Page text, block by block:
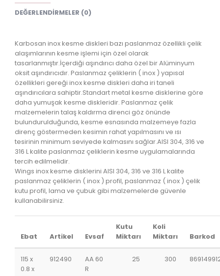
DEĞERLENDIRMELER (0)
Karbosan inox kesme diskleri bazı paslanmaz özellikli çelik
alaşımlarının kesme işlemi için özel olarak
tasarlanmıştır.‏İçerdiği aşındırıcı daha özel bir Alüminyum
oksit aşındırıcıdır. Paslanmaz çeliklerin ( inox ) yapısal
özellikleri gereği inox kesme diskleri daha iri taneli
aşındırıcılara sahiptir.‏Standart metal kesme disklerine göre
daha yumuşak kesme diskleridir. Paslanmaz çelik
malzemelerin talaş kaldırma direnci göz önünde
bulundurulduğunda, kesme esnasında malzemeye fazla
direnç göstermeden kesimin rahat yapılmasını ve ısı
tesirinin minimum seviyede kalmasını sağlar.‏AISI 304, 316 ve
316 L kalite paslanmaz çeliklerin kesme uygulamalarında
tercih edilmelidir.
Wings inox kesme disklerini AISI 304, 316 ve 316 L kalite
paslanmaz çeliklerin ( inox ) profil, paslanmaz ( inox ) çelik
kutu profil, lama ve çubuk gibi malzemelerde güvenle
kullanabilirsiniz.
Ebat Artikel Evsaf
Kutu
Miktarı
Koli
Miktarı
Barkod
115 x
0.8 x
912490
AA 60
R
25 300